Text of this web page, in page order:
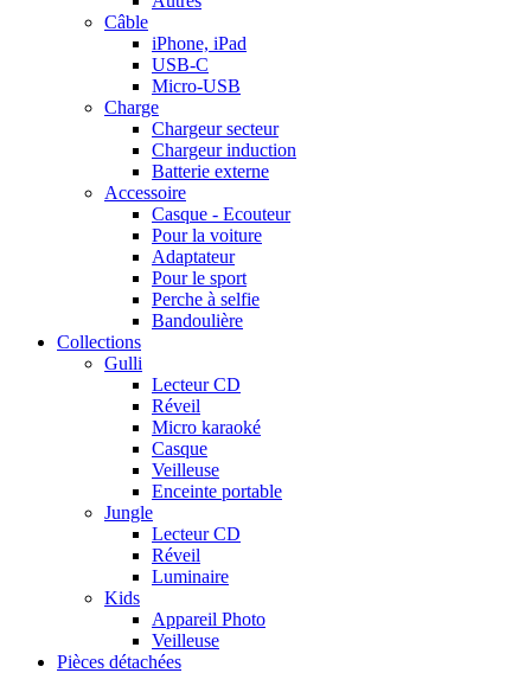
Câble
iPhone, iPad
USB-C
Micro-USB
Charge
Chargeur secteur
Chargeur induction
Batterie externe
Accessoire
Casque - Ecouteur
Pour la voiture
Adaptateur
Pour le sport
Perche à selfie
Bandoulière
Collections
Gulli
Lecteur CD
Réveil
Micro karaoké
Casque
Veilleuse
Enceinte portable
Jungle
Lecteur CD
Réveil
Luminaire
Kids
Appareil Photo
Veilleuse
Pièces détachées